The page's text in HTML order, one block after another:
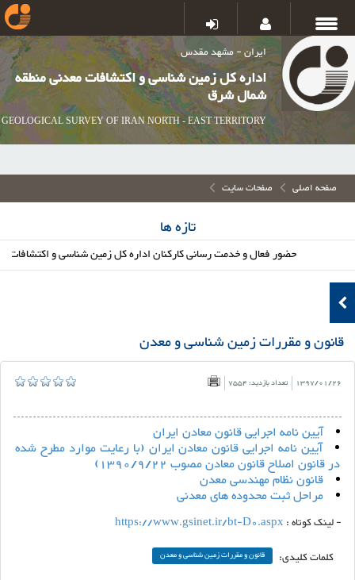
ایران - مشهد مقدس
اداره کل زمین شناسی و اکتشافات معدنی منطقه
شمال شرق
GEOLOGICAL SURVEY OF IRAN NORTH - EAST TERRITORY
صفحه اصلی صفحات سایت
تازه ها
حضور فعال و خدمت رسانی کارکنان اداره کل زمین شناسی و اکتشافات
قانون و مقررات زمین شناسی و معدن
1397/01/26 تعداد بازدید: 7554
آیین نامه اجرایی قانون معادن ایران
آیین نامه اجرایی قانون معادن ایران (با رعایت موارد مطرح شده
در قانون اصلاح قانون معادن مصوب 1390/9/22)
قانون نظام مهندسی معدن
مراحل ثبت محدوده های معدنی
- لینک کوتاه : https://www.gsinet.ir/bt-D0.aspx
کلمات کلیدی:
قانون و مقررات زمین شناسی و معدن